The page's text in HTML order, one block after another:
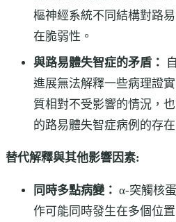
樞神經系統不同結構對路
在脆弱性。
與路易體失智症的矛盾：
進展無法解釋一些病理證
質相對不受影響的情況，
的路易體失智症病例的存在
替代解釋與其他影響因素:
同時多點病變： α-突觸核
作可能同時發生在多個位